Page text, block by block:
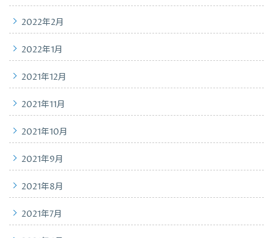
2022年2月
2022年1月
2021年12月
2021年11月
2021年10月
2021年9月
2021年8月
2021年7月